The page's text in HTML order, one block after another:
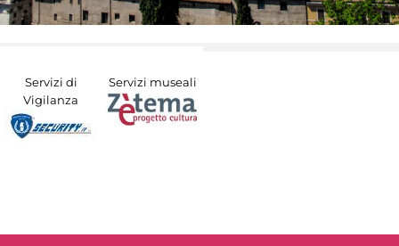
Servizi di
Vigilanza
Servizi museali